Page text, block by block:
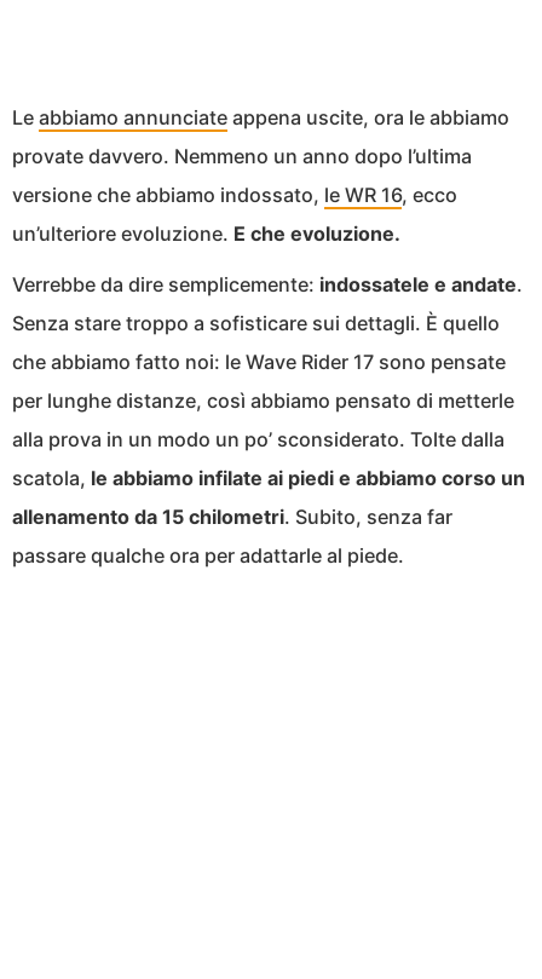
Le abbiamo annunciate appena uscite, ora le abbiamo
provate davvero. Nemmeno un anno dopo l’ultima
versione che abbiamo indossato, le WR 16, ecco
un’ulteriore evoluzione. E che evoluzione.
Verrebbe da dire semplicemente: indossatele e andate.
Senza stare troppo a sofisticare sui dettagli. È quello
che abbiamo fatto noi: le Wave Rider 17 sono pensate
per lunghe distanze, così abbiamo pensato di metterle
alla prova in un modo un po’ sconsiderato. Tolte dalla
scatola, le abbiamo infilate ai piedi e abbiamo corso un
allenamento da 15 chilometri. Subito, senza far
passare qualche ora per adattarle al piede.